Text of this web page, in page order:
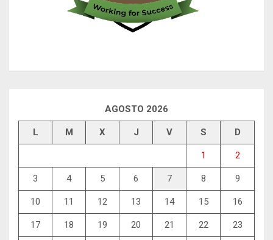
AGOSTO 2026
L M X J V S D
1 2
3 4 5 6 7 8 9
10 11 12 13 14 15 16
17 18 19 20 21 22 23